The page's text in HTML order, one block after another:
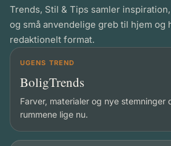
Trends, Stil & Tips samler
og små anvendelige greb til hjem og
redaktionelt format.
UGENS TREND
BoligTrends
Farver, materialer og nye
rummene lige nu.